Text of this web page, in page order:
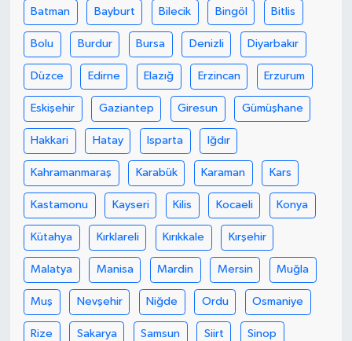
Batman Bayburt Bilecik Bingöl Bitlis
Bolu Burdur Bursa Denizli Diyarbakır
Düzce Edirne Elazığ Erzincan Erzurum
Eskişehir Gaziantep Giresun Gümüşhane
Hakkari Hatay Isparta Iğdır
Kahramanmaraş Karabük Karaman Kars
Kastamonu Kayseri Kilis Kocaeli Konya
Kütahya Kırklareli Kırıkkale Kırşehir
Malatya Manisa Mardin Mersin Muğla
Muş Nevşehir Niğde Ordu Osmaniye
Rize Sakarya Samsun Siirt Sinop